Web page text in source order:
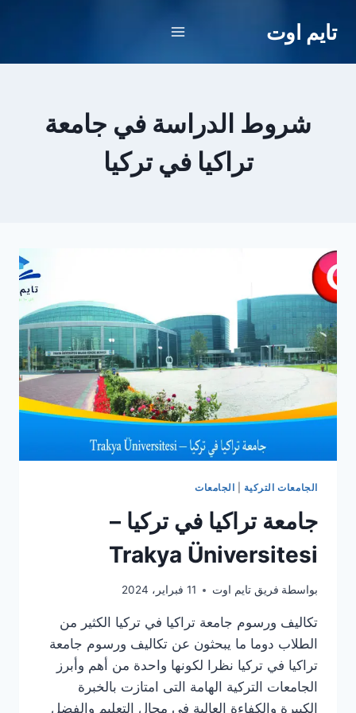
تايم اوت
شروط الدراسة في جامعة
تراكيا في تركيا
الجامعات التركية الجامعات
جامعة تراكيا في تركيا –
Trakya Üniversitesi
بواسطة فريق تايم اوت 11 فبراير، 2024
تكاليف ورسوم جامعة تراكيا في تركيا الكثير من
الطلاب دوما ما يبحثون عن تكاليف ورسوم جامعة
تراكيا في تركيا نظرا لكونها واحدة من أهم وأبرز
الجامعات التركية الهامة التى امتازت بالخبرة
الكبيرة والكفاءة العالية في مجال التعليم والفضل